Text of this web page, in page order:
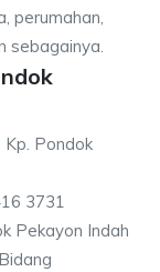
perumahan,
sebagainya.
Kp. Pondok
3731
Pekayon Indah